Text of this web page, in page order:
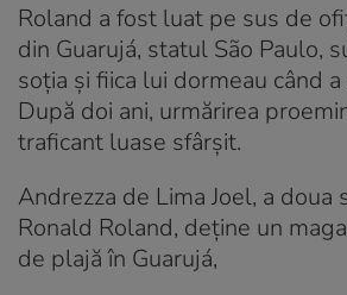
Roland a fost luat pe sus de
din Guarujá, statul São Paulo,
soția și fiica lui dormeau când
După doi ani, urmărirea
traficant luase sfârșit.
Andrezza de Lima Joel, a doua
Ronald Roland, deține un
de plajă în Guarujá,